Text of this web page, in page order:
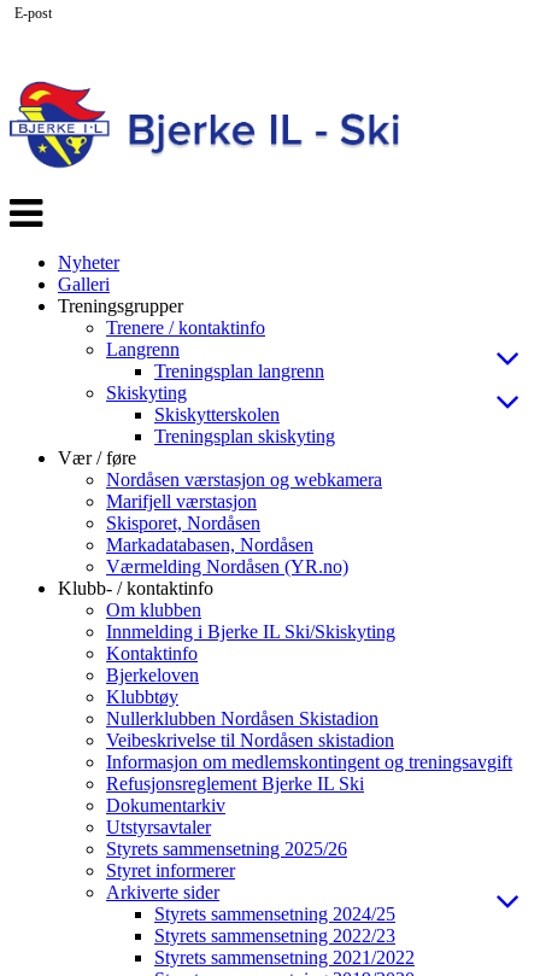
Veksle
navigasjon
Nyheter
Galleri
Treningsgrupper
Trenere / kontaktinfo
Langrenn
Treningsplan langrenn
Skiskyting
Skiskytterskolen
Treningsplan skiskyting
Vær / føre
Nordåsen værstasjon og webkamera
Marifjell værstasjon
Skisporet, Nordåsen
Markadatabasen, Nordåsen
Værmelding Nordåsen (YR.no)
Klubb- / kontaktinfo
Om klubben
Innmelding i Bjerke IL Ski/Skiskyting
Kontaktinfo
Bjerkeloven
Klubbtøy
Nullerklubben Nordåsen Skistadion
Veibeskrivelse til Nordåsen skistadion
Informasjon om medlemskontingent og treningsavgift
Refusjonsreglement Bjerke IL Ski
Dokumentarkiv
Utstyrsavtaler
Styrets sammensetning 2025/26
Styret informerer
Arkiverte sider
Styrets sammensetning 2024/25
Styrets sammensetning 2022/23
Styrets sammensetning 2021/2022
E-post